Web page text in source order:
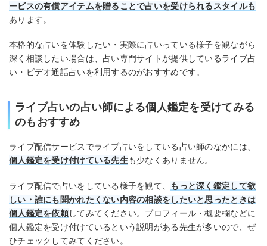
ービスの有償アイテムを贈ることで占いを受けられるスタイルも
あります。
本格的な占いを体験したい・実際に占いっている様子を観ながら
深く相談したい場合は、占い専門サイトが提供しているライブ占
い・ビデオ通話占いを利用するのがおすすめです。
ライブ占いの占い師による個人鑑定を受けてみる
のもおすすめ
ライブ配信サービスでライブ占いをしている占い師のなかには、
個人鑑定を受け付けている先生も少なくありません。
ライブ配信で占いをしている様子を観て、
もっと深く鑑定して欲
しい・誰にも聞かれたくない内容の相談をしたいと思ったときは
個人鑑定を依頼してみてください。プロフィール・概要欄などに
個人鑑定を受け付けているという説明がある先生が多いので、ぜ
ひチェックしてみてください。